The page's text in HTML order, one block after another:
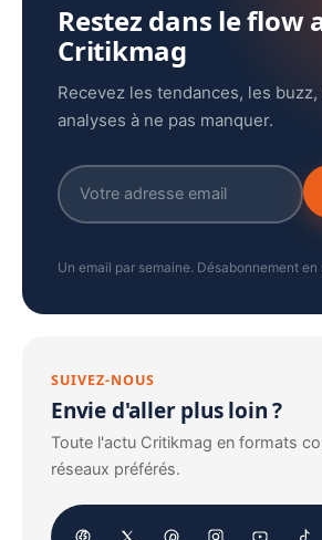
Restez dans le flow
Critikmag
Recevez les tendances, les
analyses à ne pas manquer.
Un email par semaine. Désabonnement en
SUIVEZ-NOUS
Envie d'aller plus loin ?
Toute l'actu Critikmag en formats
réseaux préférés.